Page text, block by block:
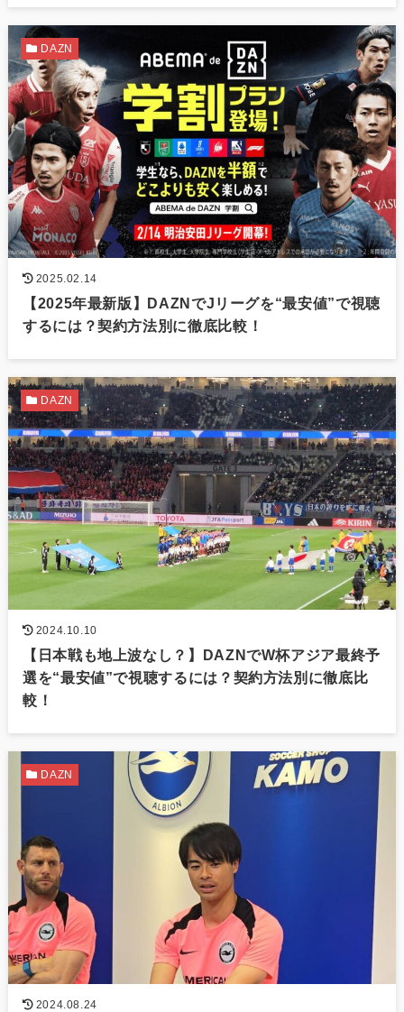
2025.02.14
【2025年最新版】DAZNでJリーグを“最安値”で視聴
するには？契約方法別に徹底比較！
DAZN
2024.10.10
【日本戦も地上波なし？】DAZNでW杯アジア最終予
選を“最安値”で視聴するには？契約方法別に徹底比
較！
DAZN
2024.08.24
DAZN